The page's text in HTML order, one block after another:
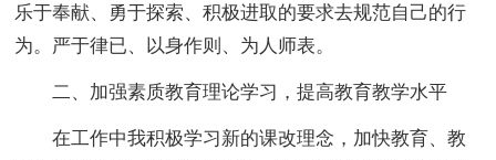
乐于奉献、勇于探索、积极进取的要求去规范自己的行
为。严于律已、以身作则、为人师表。
二、加强素质教育理论学习，提高教育教学水平
在工作中我积极学习新的课改理念，加快教育、教